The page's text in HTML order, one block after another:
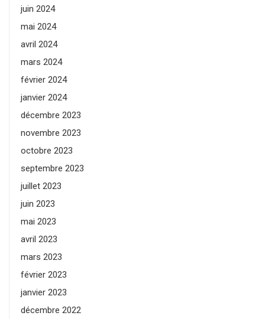
juin 2024
mai 2024
avril 2024
mars 2024
février 2024
janvier 2024
décembre 2023
novembre 2023
octobre 2023
septembre 2023
juillet 2023
juin 2023
mai 2023
avril 2023
mars 2023
février 2023
janvier 2023
décembre 2022